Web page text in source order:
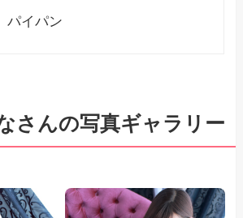
パイパン
さんの写真ギャラリー